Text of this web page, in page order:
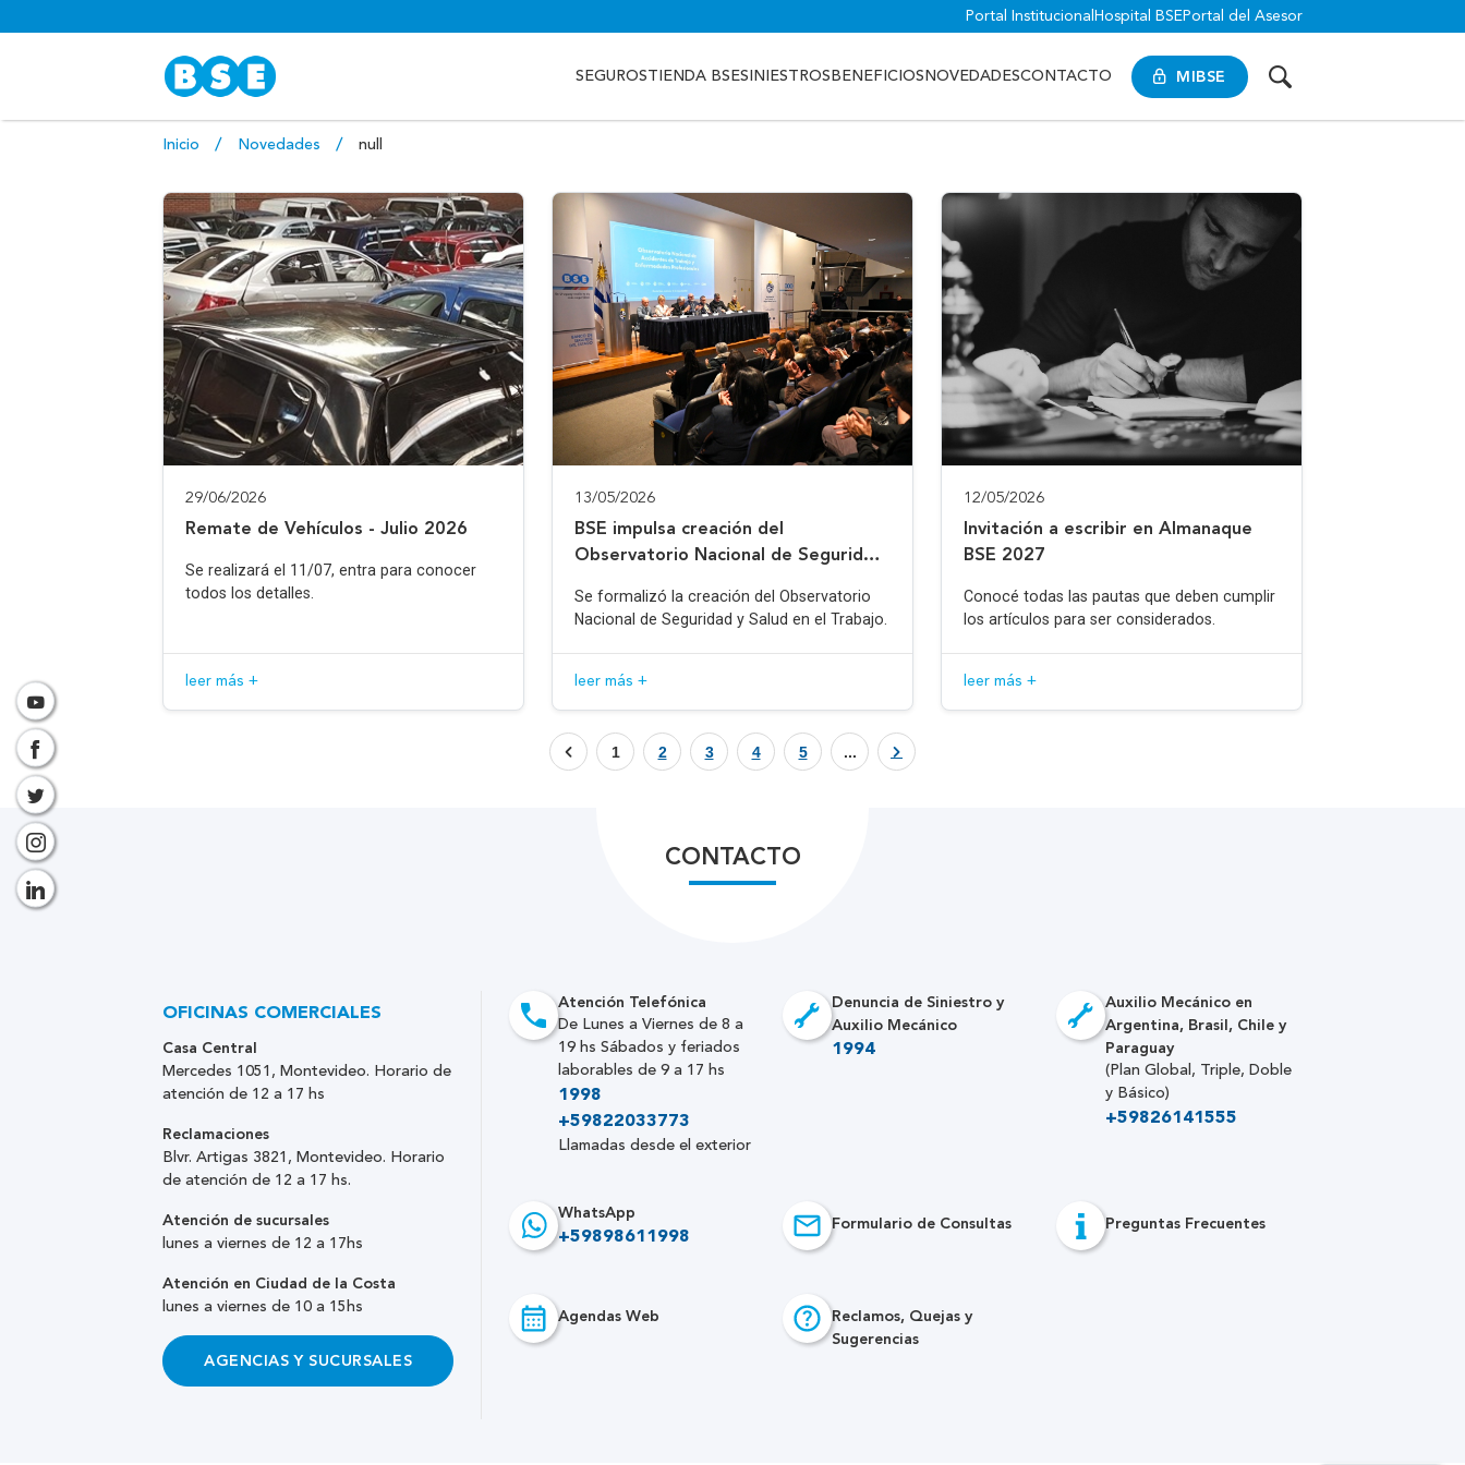
Portal Institucional Hospital BSE Portal del Asesor
MIBSE
SEGUROSTIENDA BSESINIESTROS BENEFICIOS NOVEDADESCONTACTO
Inicio Novedades null
29/06/2026
Remate de Vehículos - Julio 2026
Se realizará el 11/07, entra para conocer
todos los detalles.
leer más +
13/05/2026
BSE impulsa creación del
Observatorio Nacional de Seguridad
Se formalizó la creación del Observatorio
Nacional de Seguridad y Salud en el Trabajo.
leer más +
12/05/2026
Invitación a escribir en Almanaque
BSE 2027
Conocé todas las pautas que deben cumplir
los artículos para ser considerados.
leer más +
1 2 3 4 5 ...
CONTACTO
Atención Telefónica
De Lunes a Viernes de 8 a
19 hs Sábados y feriados
laborables de 9 a 17 hs
1998
+59822033773
Llamadas desde el exterior
Denuncia de Siniestro y
Auxilio Mecánico
1994
Auxilio Mecánico en
Argentina, Brasil, Chile y
Paraguay
(Plan Global, Triple, Doble
y Básico)
+59826141555
WhatsApp
+59898611998
Formulario de Consultas Preguntas Frecuentes
Agendas Web
Reclamos, Quejas y
Sugerencias
OFICINAS COMERCIALES
Casa Central
Mercedes 1051, Montevideo. Horario de
atención de 12 a 17 hs
Reclamaciones
Blvr. Artigas 3821, Montevideo. Horario
de atención de 12 a 17 hs.
Atención de sucursales
lunes a viernes de 12 a 17hs
Atención en Ciudad de la Costa
lunes a viernes de 10 a 15hs
AGENCIAS Y SUCURSALES